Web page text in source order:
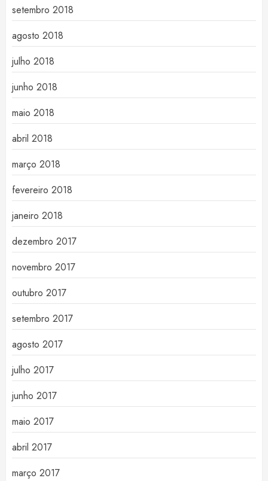
setembro 2018
agosto 2018
julho 2018
junho 2018
maio 2018
abril 2018
março 2018
fevereiro 2018
janeiro 2018
dezembro 2017
novembro 2017
outubro 2017
setembro 2017
agosto 2017
julho 2017
junho 2017
maio 2017
abril 2017
março 2017